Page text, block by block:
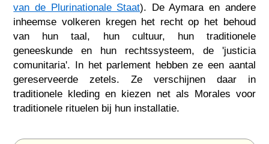
van de Plurinationale Staat). De Aymara en andere
inheemse volkeren kregen het recht op het behoud
van hun taal, hun cultuur, hun traditionele
geneeskunde en hun rechtssysteem, de 'justicia
comunitaria'. In het parlement hebben ze een aantal
gereserveerde zetels. Ze verschijnen daar in
traditionele kleding en kiezen net als Morales voor
traditionele rituelen bij hun installatie.